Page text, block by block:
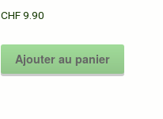
CHF9.90
Ajouter au panier